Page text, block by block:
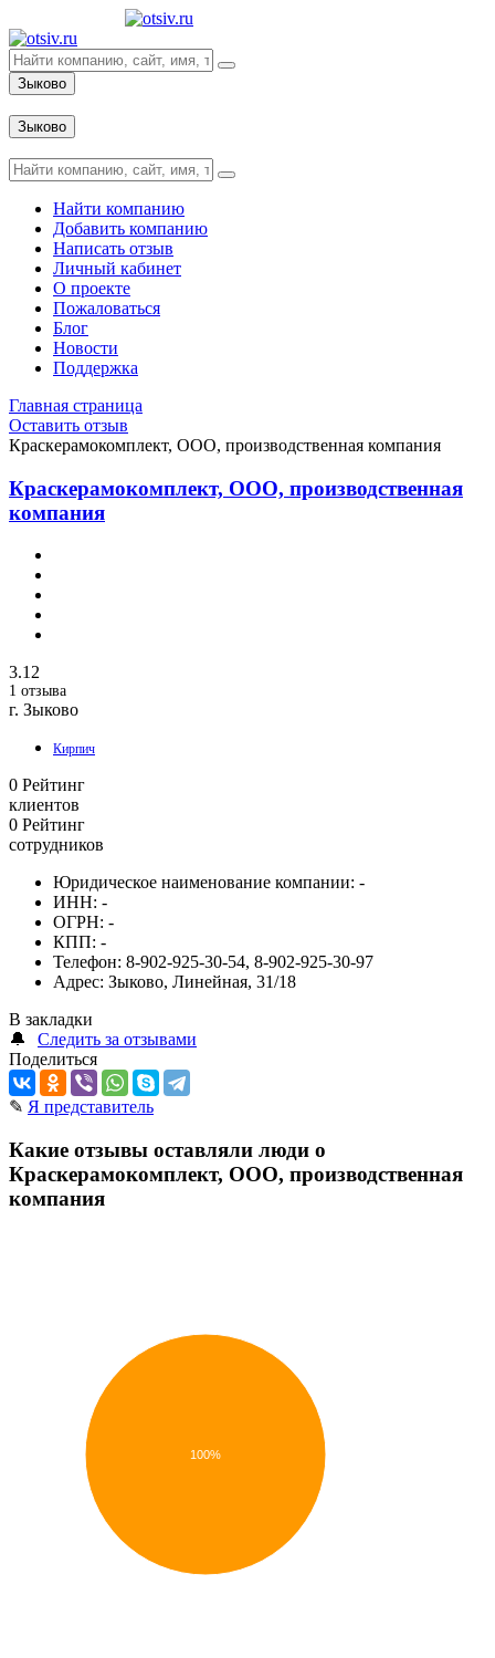
Зыково
Зыково
Найти компанию
Добавить компанию
Написать отзыв
Личный кабинет
О проекте
Пожаловаться
Блог
Новости
Поддержка
Главная страница
Оставить отзыв
Краскерамокомплект, ООО, производственная компания
Краскерамокомплект, ООО, производственная
компания
3.12
1 отзыва
г. Зыково
Кирпич
0 Рейтинг
клиентов
0 Рейтинг
сотрудников
Юридическое наименование компании: -
ИНН: -
ОГРН: -
КПП: -
Телефон: 8-902-925-30-54, 8-902-925-30-97
Адрес: Зыково, Линейная, 31/18
В закладки
🔔
Следить за отзывами
Поделиться
✎ Я представитель
Какие отзывы оставляли люди о
Краскерамокомплект, ООО, производственная
компания
100%